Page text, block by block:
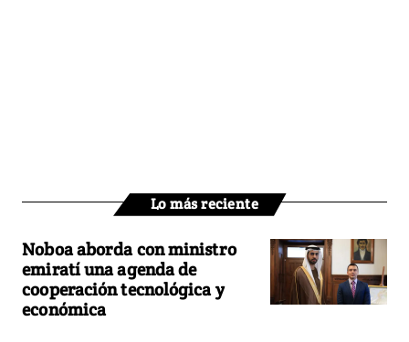
Lo más reciente
Noboa aborda con ministro
emiratí una agenda de
cooperación tecnológica y
económica